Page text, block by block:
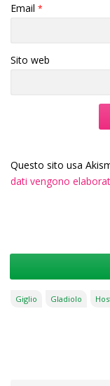
Email *
Sito web
Questo sito usa
dati vengono
Giglio Gladiolo